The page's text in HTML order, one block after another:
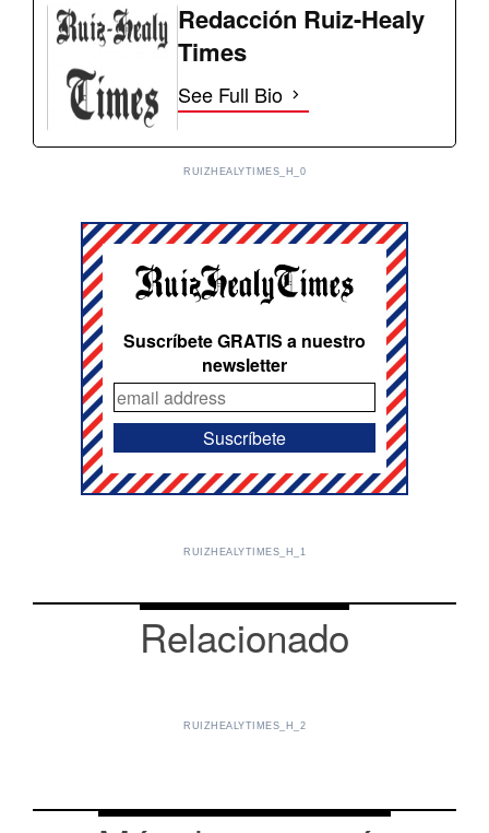
Redacción Ruiz-Healy
Times
See Full Bio
RUIZHEALYTIMES_H_0
Suscríbete GRATIS a nuestro
newsletter
RUIZHEALYTIMES_H_1
Relacionado
RUIZHEALYTIMES_H_2